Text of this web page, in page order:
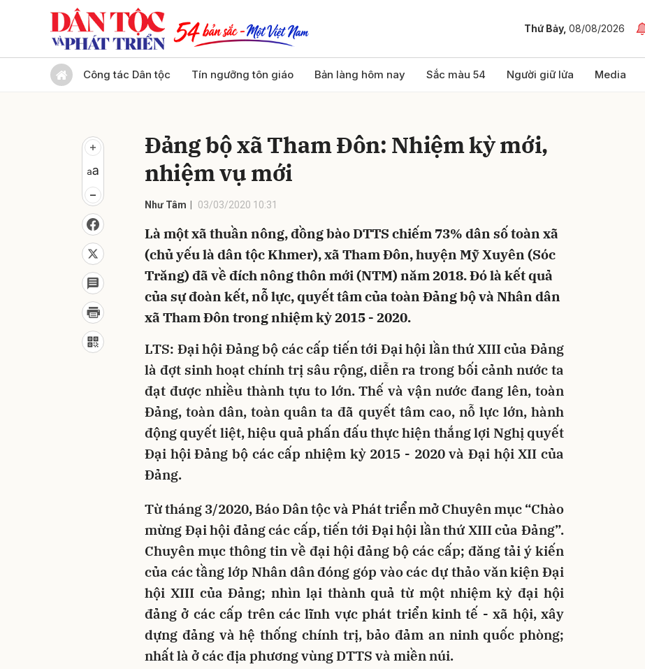
Thứ Bảy, 08/08/2026
Công tác Dân tộc Tín ngưỡng tôn giáo Bản làng hôm nay Sắc màu 54 Người giữ lửa Media
Đảng bộ xã Tham Đôn: Nhiệm kỳ mới,
nhiệm vụ mới
Như Tâm 03/03/2020 10:31
Là một xã thuần nông, đồng bào DTTS chiếm 73% dân số toàn xã
(chủ yếu là dân tộc Khmer), xã Tham Đôn, huyện Mỹ Xuyên (Sóc
Trăng) đã về đích nông thôn mới (NTM) năm 2018. Đó là kết quả
của sự đoàn kết, nỗ lực, quyết tâm của toàn Đảng bộ và Nhân dân
xã Tham Đôn trong nhiệm kỳ 2015 - 2020.
LTS: Đại hội Đảng bộ các cấp tiến tới Đại hội lần thứ XIII của Đảng
là đợt sinh hoạt chính trị sâu rộng, diễn ra trong bối cảnh nước ta
đạt được nhiều thành tựu to lớn. Thế và vận nước đang lên, toàn
Đảng, toàn dân, toàn quân ta đã quyết tâm cao, nỗ lực lớn, hành
động quyết liệt, hiệu quả phấn đấu thực hiện thắng lợi Nghị quyết
Đại hội Đảng bộ các cấp nhiệm kỳ 2015 - 2020 và Đại hội XII của
Đảng.
Từ tháng 3/2020, Báo Dân tộc và Phát triển mở Chuyên mục “Chào
mừng Đại hội đảng các cấp, tiến tới Đại hội lần thứ XIII của Đảng”.
Chuyên mục thông tin về đại hội đảng bộ các cấp; đăng tải ý kiến
của các tầng lớp Nhân dân đóng góp vào các dự thảo văn kiện Đại
hội XIII của Đảng; nhìn lại thành quả từ một nhiệm kỳ đại hội
đảng ở các cấp trên các lĩnh vực phát triển kinh tế - xã hội, xây
dựng đảng và hệ thống chính trị, bảo đảm an ninh quốc phòng;
nhất là ở các địa phương vùng DTTS và miền núi.
Gửi bình luận
Hủy